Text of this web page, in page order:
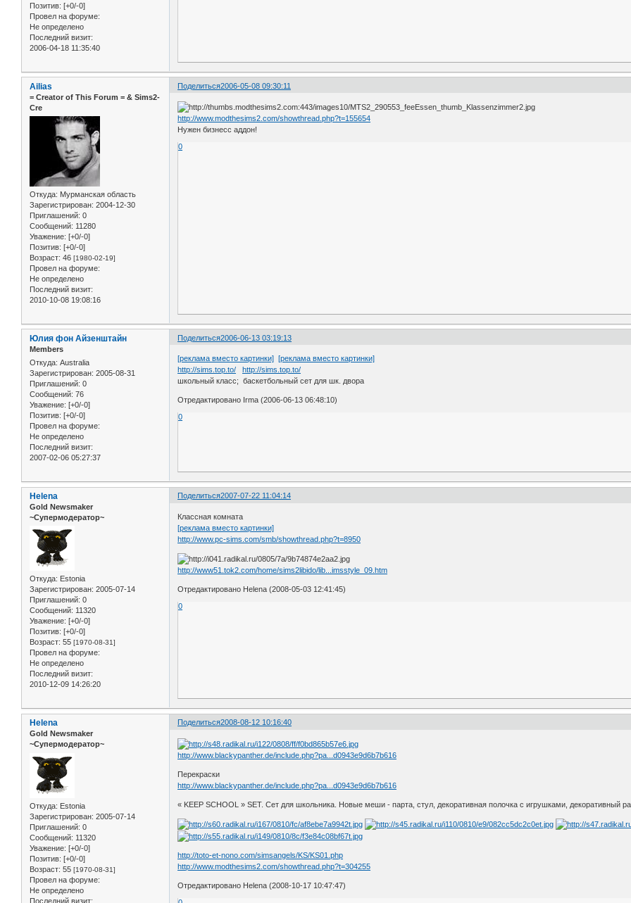
Позитив: [+0/-0]
Провел на форуме:
Не определено
Последний визит:
2006-04-18 11:35:40
Поделиться2006-05-08 09:30:11
Ailias
= Сreator of This Forum = & Sims2-
Cre
Откуда: Мурманская область
Зарегистрирован: 2004-12-30
Приглашений: 0
Сообщений: 11280
Уважение: [+0/-0]
Позитив: [+0/-0]
Возраст: 46 [1980-02-19]
Провел на форуме:
Не определено
Последний визит:
2010-10-08 19:08:16
http://www.modthesims2.com/showthread.php?t=155654
Нужен бизнесс аддон!
0
Поделиться2006-06-13 03:19:13
Юлия фон Айзенштайн
Members
Откуда: Australia
Зарегистрирован: 2005-08-31
Приглашений: 0
Сообщений: 76
Уважение: [+0/-0]
Позитив: [+0/-0]
Провел на форуме:
Не определено
Последний визит:
2007-02-06 05:27:37
[реклама вместо картинки]
[реклама вместо картинки]
http://sims.top.to/
http://sims.top.to/
школьный класс; баскетбольный сет для шк. двора
Отредактировано Irma (2006-06-13 06:48:10)
0
Поделиться2007-07-22 11:04:14
Helena
Gold Newsmaker
~Супермодератор~
Откуда: Estonia
Зарегистрирован: 2005-07-14
Приглашений: 0
Сообщений: 11320
Уважение: [+0/-0]
Позитив: [+0/-0]
Возраст: 55 [1970-08-31]
Провел на форуме:
Не определено
Последний визит:
2010-12-09 14:26:20
Классная комната
[реклама вместо картинки]
http://www.pc-sims.com/smb/showthread.php?t=8950
http://www51.tok2.com/home/sims2libido/lib...imsstyle_09.htm
Отредактировано Helena (2008-05-03 12:41:45)
0
Поделиться2008-08-12 10:16:40
Helena
Gold Newsmaker
~Супермодератор~
Откуда: Estonia
Зарегистрирован: 2005-07-14
Приглашений: 0
Сообщений: 11320
Уважение: [+0/-0]
Позитив: [+0/-0]
Возраст: 55 [1970-08-31]
Провел на форуме:
Не определено
Последний визит:
http://www.blackypanther.de/include.php?pa...d0943e9d6b7b616
Перекраски
http://www.blackypanther.de/include.php?pa...d0943e9d6b7b616
« KEEP SCHOOL » SET. Сет для школьника. Новые меши - парта, стул, декоративная полочка с игрушками, декоративный
http://toto-et-nono.com/simsangels/KS/KS01.php
http://www.modthesims2.com/showthread.php?t=304255
Отредактировано Helena (2008-10-17 10:47:47)